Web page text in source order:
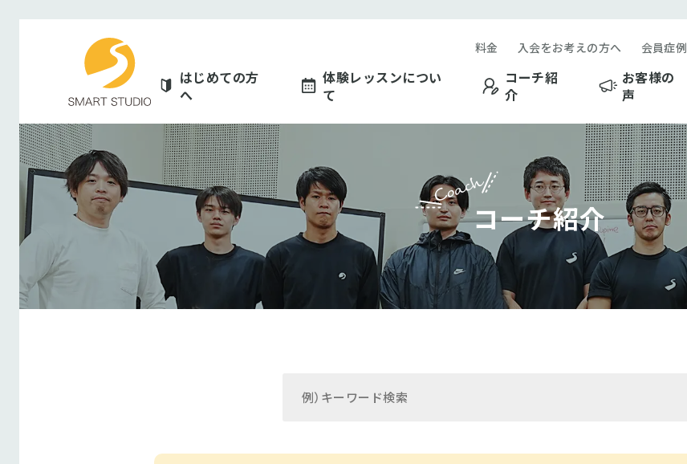
はじめての方
へ
体験レッスンについ
て
コーチ紹
介
お客様の
声
料金 入会をお考えの方へ 会員症例
Coach
コーチ紹介